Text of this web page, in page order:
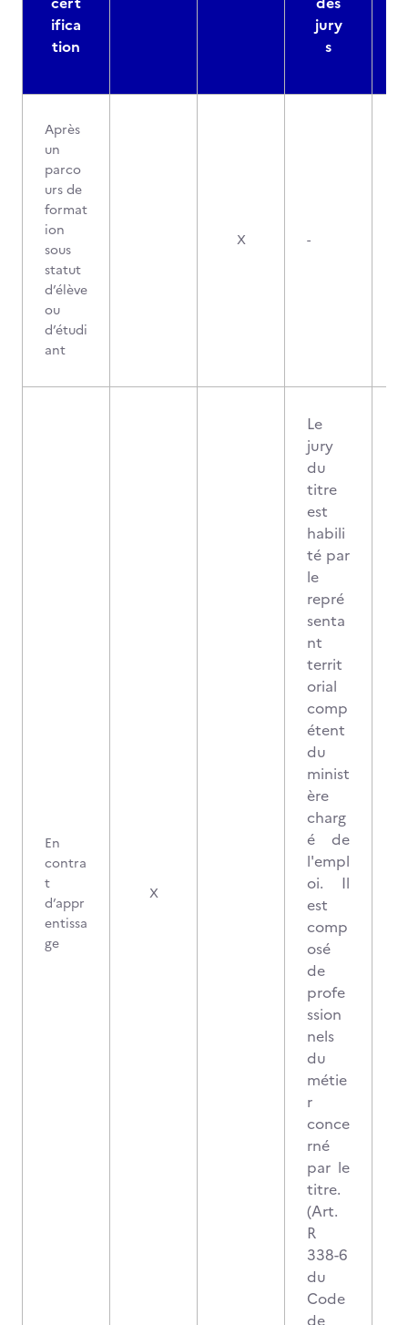
ifica
tion
jury
s
Après
un
parco
urs de
format
ion
sous
statut
d’élève
ou
d’étudi
ant
X -
En
contra
t
d’appr
entissa
ge
X
Le
jury
du
titre
est
habili
té par
le
repré
senta
nt
territ
orial
comp
étent
du
minist
ère
charg
é de
l'empl
oi. Il
est
comp
osé
de
profe
ssion
nels
du
métie
r
conce
rné
par le
titre.
(Art.
R
338-6
du
Code
de